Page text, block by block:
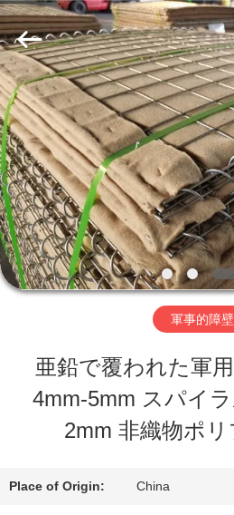
家
へ
製
品
シ
ー.
Copyright
©
2019
-
2026
Hebei
Nova
Metal
Wire
Mesh
Products
Co.,
Ltd..
All
Rights
Reserved.
軍事的障壁
亜鉛で覆われた軍
4mm-5mm スパイ
2mm 非織物ポ
Place of Origin: China